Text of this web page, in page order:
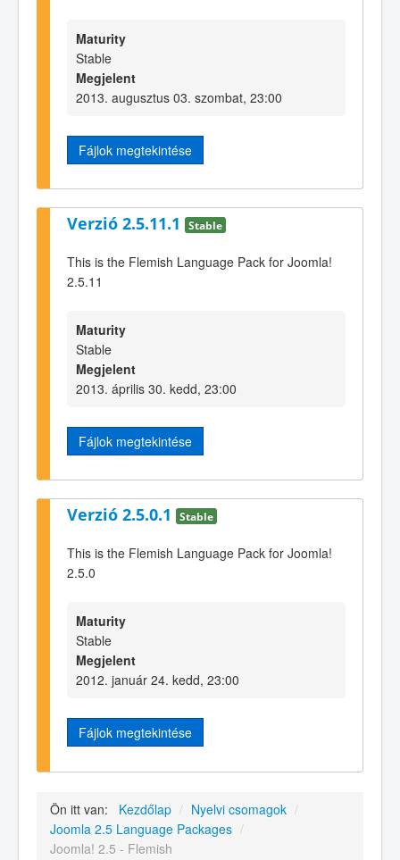
Maturity
Stable
Megjelent
2013. augusztus 03. szombat, 23:00
Fájlok megtekintése
Verzió 2.5.11.1 Stable
This is the Flemish Language Pack for Joomla!
2.5.11
Maturity
Stable
Megjelent
2013. április 30. kedd, 23:00
Fájlok megtekintése
Verzió 2.5.0.1 Stable
This is the Flemish Language Pack for Joomla!
2.5.0
Maturity
Stable
Megjelent
2012. január 24. kedd, 23:00
Fájlok megtekintése
Ön itt van: Kezdőlap / Nyelvi csomagok /
Joomla 2.5 Language Packages /
Joomla! 2.5 - Flemish